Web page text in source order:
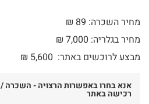
מחיר השכרה: 89 ₪
מחיר בגלריה: 7,000 ₪
מבצע לרוכשים באתר:
₪ 5,600
אנא בחרו באפשרות הרצויה - השכרה /
רכישה באתר